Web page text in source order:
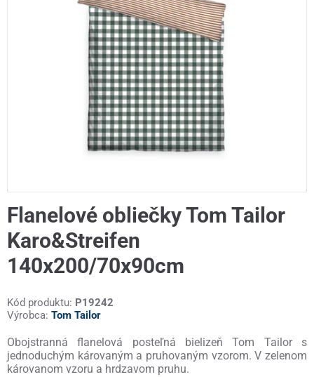
Flanelové obliečky Tom Tailor
Karo&Streifen
140x200/70x90cm
Kód produktu: P19242
Výrobca: Tom Tailor
Obojstranná flanelová posteľná bielizeň Tom Tailor s
jednoduchým károvaným a pruhovaným vzorom. V zelenom
károvanom vzoru a hrdzavom pruhu.